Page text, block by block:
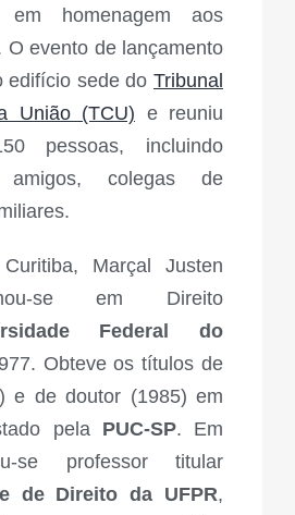
em homenagem aos
O evento de lançamento
edifício sede do Tribunal
União (TCU) e reuniu
pessoas, incluindo
amigos, colegas de
Marçal Justen
se em Direito
Federal do
Obteve os títulos de
e de doutor (1985) em
pela PUC-SP. Em
se professor titular
de Direito da UFPR,